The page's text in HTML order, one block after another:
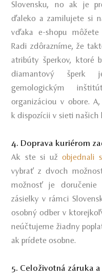
Slovensku, no ak je
ďaleko a zamilujete si
vďaka e-shopu
Radi zdôrazníme, že
atribúty šperkov, ktoré
diamantový šperk
gemologickým
organizáciou v obore.
k dispozícii v sieti našich
4. Doprava kuriérom
Ak ste si už objednali
vybrať z dvoch
možnosť je
zásielky v rámci
osobný odber v
neúčtujeme žiadny
ak prídete osobne.
5. Celoživotná záruka